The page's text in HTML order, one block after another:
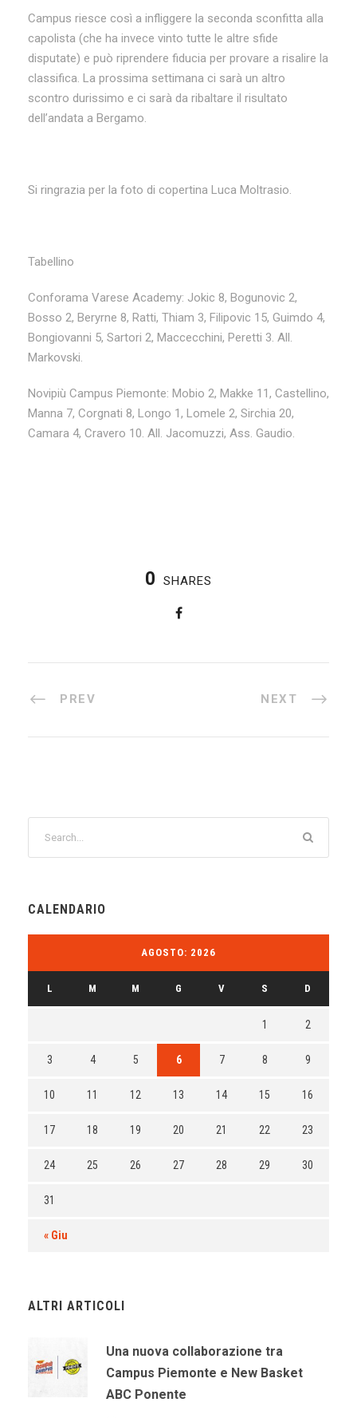
Campus riesce così a infliggere la seconda sconfitta alla
capolista (che ha invece vinto tutte le altre sfide
disputate) e può riprendere fiducia per provare a risalire la
classifica. La prossima settimana ci sarà un altro
scontro durissimo e ci sarà da ribaltare il risultato
dell’andata a Bergamo.
Si ringrazia per la foto di copertina Luca Moltrasio.
Tabellino
Conforama Varese Academy: Jokic 8, Bogunovic 2,
Bosso 2, Beryrne 8, Ratti, Thiam 3, Filipovic 15, Guimdo 4,
Bongiovanni 5, Sartori 2, Maccecchini, Peretti 3. All.
Markovski.
Novipiù Campus Piemonte: Mobio 2, Makke 11, Castellino,
Manna 7, Corgnati 8, Longo 1, Lomele 2, Sirchia 20,
Camara 4, Cravero 10. All. Jacomuzzi, Ass. Gaudio.
0 SHARES
PREV NEXT
CALENDARIO
AGOSTO: 2026
L M M G V S D
« Giu
1 2
3 4 5 6 7 8 9
10 11 12 13 14 15 16
17 18 19 20 21 22 23
24 25 26 27 28 29 30
31
ALTRI ARTICOLI
Una nuova collaborazione tra
Campus Piemonte e New Basket
ABC Ponente